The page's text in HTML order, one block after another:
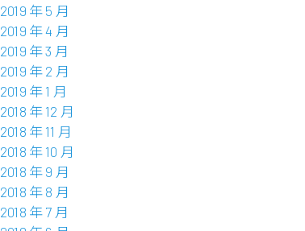
2019 年 5 月
2019 年 4 月
2019 年 3 月
2019 年 2 月
2019 年 1 月
2018 年 12 月
2018 年 11 月
2018 年 10 月
2018 年 9 月
2018 年 8 月
2018 年 7 月